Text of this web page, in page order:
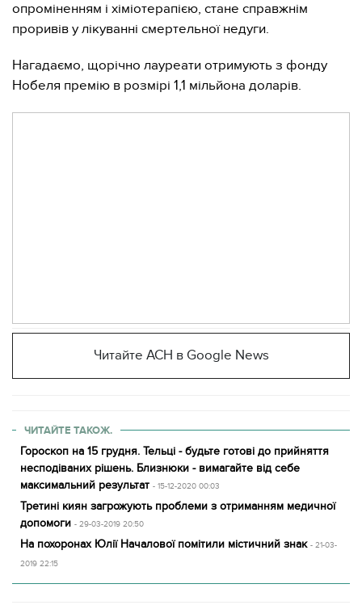
опроміненням і хіміотерапією, стане справжнім
проривів у лікуванні смертельної недуги.
Нагадаємо, щорічно лауреати отримують з фонду
Нобеля премію в розмірі 1,1 мільйона доларів.
Читайте АСН в Google News
ЧИТАЙТЕ ТАКОЖ.
Гороскоп на 15 грудня. Тельці - будьте готові до прийняття
несподіваних рішень. Близнюки - вимагайте від себе
максимальний результат - 15-12-2020 00:03
Третині киян загрожують проблеми з отриманням медичної
допомоги - 29-03-2019 20:50
На похоронах Юлії Началової помітили містичний знак - 21-03-
2019 22:15